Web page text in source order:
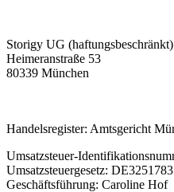
Storigy UG (haftungsbeschränkt)
Heimeranstraße 53
80339 München
Handelsregister: Amtsgericht
Umsatzsteuer-
Umsatzsteuergesetz:
Geschäftsführung: Caroline Hof